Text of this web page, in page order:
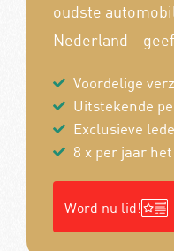
oudste
Nederland –
Voordelige
Uitstekende
Exclusieve
8 x per jaar
Word nu lid!